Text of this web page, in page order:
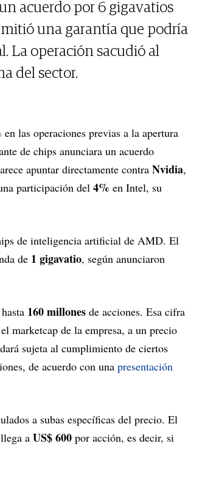
acuerdo por 6 gigavatios
una garantía que podría
La operación sacudió al
del sector.
en las operaciones previas a la apertura
de chips anunciara un acuerdo
apuntar directamente contra Nvidia,
participación del 4% en Intel, su
de inteligencia artificial de AMD. El
de 1 gigavatio, según anunciaron
160 millones de acciones. Esa cifra
marketcap de la empresa, a un precio
sujeta al cumplimiento de ciertos
de acuerdo con una presentación
a subas específicas del precio. El
a US$ 600 por acción, es decir, si